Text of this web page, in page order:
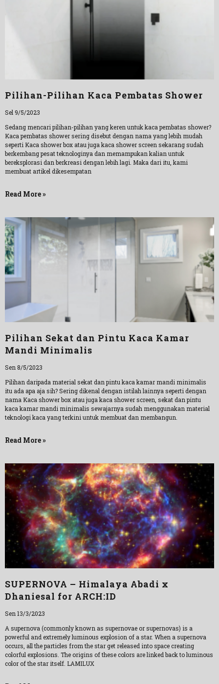
Pilihan-Pilihan Kaca Pembatas Shower
Sel 9/5/2023
Sedang mencari pilihan-pilihan yang keren untuk kaca pembatas shower?
Kaca pembatas shower sering disebut dengan nama yang lebih mudah
seperti Kaca shower box atau juga kaca shower screen sekarang sudah
berkembang pesat teknologinya dan memampukan kalian untuk
bereksplorasi dan berkreasi dengan lebih lagi. Maka dari itu, kami
membuat artikel dikesempatan
Read More »
Pilihan Sekat dan Pintu Kaca Kamar
Mandi Minimalis
Sen 8/5/2023
Pilihan daripada material sekat dan pintu kaca kamar mandi minimalis
itu ada apa aja sih? Sering dikenal dengan istilah lainnya seperti dengan
nama Kaca shower box atau juga kaca shower screen, sekat dan pintu
kaca kamar mandi minimalis sewajarnya sudah menggunakan material
teknologi kaca yang terkini untuk membuat dan membangun.
Read More »
SUPERNOVA – Himalaya Abadi x
Dhaniesal for ARCH:ID
Sen 13/3/2023
A supernova (commonly known as supernovae or supernovas) is a
powerful and extremely luminous explosion of a star. When a supernova
occurs, all the particles from the star get released into space creating
colorful explosions. The origins of these colors are linked back to luminous
color of the star itself. LAMILUX